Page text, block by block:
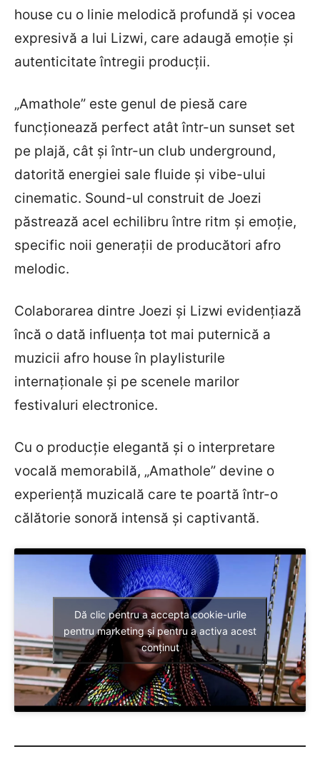
house cu o linie melodică profundă și vocea
expresivă a lui Lizwi, care adaugă emoție și
autenticitate întregii producții.
„Amathole” este genul de piesă care
funcționează perfect atât într-un sunset set
pe plajă, cât și într-un club underground,
datorită energiei sale fluide și vibe-ului
cinematic. Sound-ul construit de Joezi
păstrează acel echilibru între ritm și emoție,
specific noii generații de producători afro
melodic.
Colaborarea dintre Joezi și Lizwi evidențiază
încă o dată influența tot mai puternică a
muzicii afro house în playlisturile
internaționale și pe scenele marilor
festivaluri electronice.
Cu o producție elegantă și o interpretare
vocală memorabilă, „Amathole” devine o
experiență muzicală care te poartă într-o
călătorie sonoră intensă și captivantă.
Dă clic pentru a accepta cookie-urile
pentru marketing și pentru a activa acest
conținut